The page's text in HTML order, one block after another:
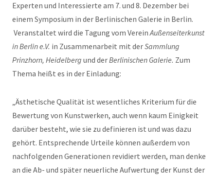
Experten und Interessierte am 7. und 8. Dezember bei
einem Symposium in der Berlinischen Galerie in Berlin.
Veranstaltet wird die Tagung vom VereinAußenseiterkunst
in Berlin e.V. in Zusammenarbeit mit derSammlung
Prinzhorn, Heidelberg und derBerlinischen Galerie. Zum
Thema heißt es in der Einladung:
„Ästhetische Qualität ist wesentliches Kriterium für die
Bewertung von Kunstwerken, auch wenn kaum Einigkeit
darüber besteht, wie sie zu definieren ist und was dazu
gehört. Entsprechende Urteile können außerdem von
nachfolgenden Generationen revidiert werden, man denke
an die Ab- und später neuerliche Aufwertung der Kunst der